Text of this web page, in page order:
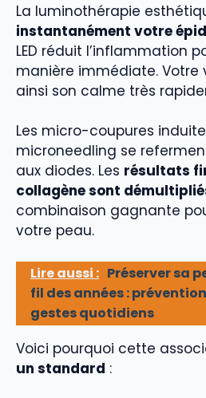
La luminothérapie
instantanément votre
LED réduit l’inflammation
manière immédiate. Votre
ainsi son calme très
Les micro-coupures
microneedling se
aux diodes. Les résultats
collagène sont
combinaison gagnante
votre peau.
Lire aussi : Préserver sa
fil des années :
gestes quotidiens
Voici pourquoi cette
un standard :